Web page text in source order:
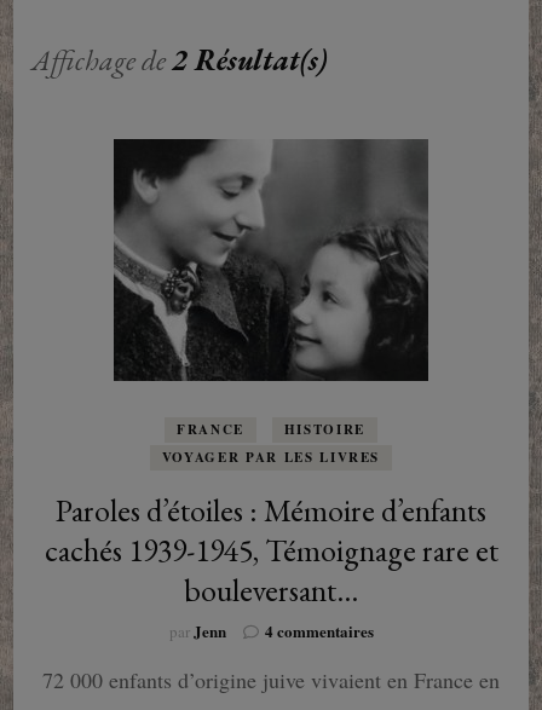
Affichage de2 Résultat(s)
FRANCE
HISTOIRE
VOYAGER PAR LES LIVRES
Paroles d’étoiles : Mémoire d’enfants
cachés 1939-1945, Témoignage rare et
bouleversant…
parJenn 4 commentairessur
d’étoiles
72 000 enfants d’origine juive vivaient en France en